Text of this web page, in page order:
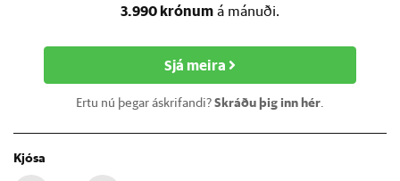
3.990 krónum á mánuði.
Sjá meira
Ertu nú þegar áskrifandi?Skráðu þig inn hér.
Kjósa